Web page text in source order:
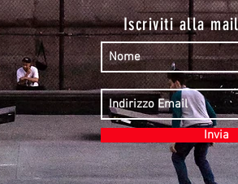
Iscriviti alla
Invia